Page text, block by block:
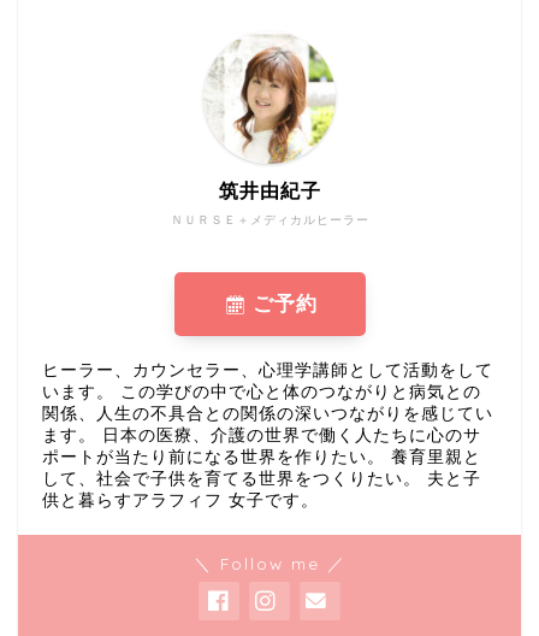
ＮＵＲＳＥ＋メディカルヒーラー
筑井由紀子
ご予約
ヒーラー、カウンセラー、心理学講師として活動をして
います。 この学びの中で心と体のつながりと病気との
関係、人生の不具合との関係の深いつながりを感じてい
ます。 日本の医療、介護の世界で働く人たちに心のサ
ポートが当たり前になる世界を作りたい。 養育里親と
して、社会で子供を育てる世界をつくりたい。 夫と子
供と暮らすアラフィフ 女子です。
＼ Follow me ／